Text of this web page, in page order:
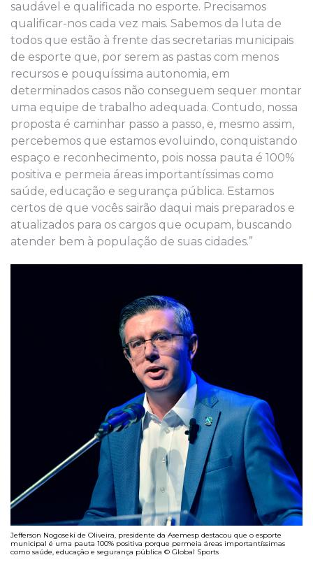
saudável e qualificada no esporte. Precisamos
qualificar-nos cada vez mais. Sabemos da luta de
todos que estão à frente das secretarias municipais
de esporte que, por serem as pastas com menos
recursos e pouquíssima autonomia, em
determinados casos não conseguem sequer montar
uma equipe de trabalho adequada. Contudo, nossa
proposta é caminhar passo a passo, e, mesmo assim,
percebemos que estamos evoluindo, conquistando
espaço e reconhecimento, pois nossa pauta é 100%
positiva e permeia áreas importantíssimas como
saúde, educação e segurança pública. Estamos
certos de que vocês sairão daqui mais preparados e
atualizados para os cargos que ocupam, buscando
atender bem à população de suas cidades.”
Jefferson Nogoseki de Oliveira, presidente da Asemesp destacou que o esporte
municipal é uma pauta 100% positiva porque permeia áreas importantíssimas
como saúde, educação e segurança pública © Global Sports